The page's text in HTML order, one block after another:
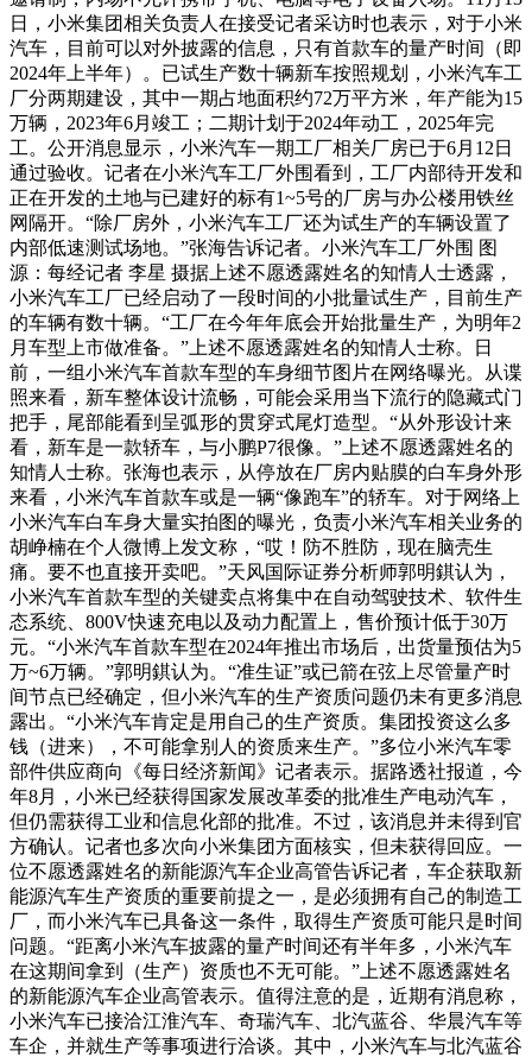
日，小米集团相关负责人在接受记者采访时也表示，对于小米
汽车，目前可以对外披露的信息，只有首款车的量产时间（即
2024年上半年）。已试生产数十辆新车按照规划，小米汽车工
厂分两期建设，其中一期占地面积约72万平方米，年产能为15
万辆，2023年6月竣工；二期计划于2024年动工，2025年完
工。公开消息显示，小米汽车一期工厂相关厂房已于6月12日
通过验收。记者在小米汽车工厂外围看到，工厂内部待开发和
正在开发的土地与已建好的标有1~5号的厂房与办公楼用铁丝
网隔开。“除厂房外，小米汽车工厂还为试生产的车辆设置了
内部低速测试场地。”张海告诉记者。小米汽车工厂外围 图
源：每经记者 李星 摄据上述不愿透露姓名的知情人士透露，
小米汽车工厂已经启动了一段时间的小批量试生产，目前生产
的车辆有数十辆。“工厂在今年年底会开始批量生产，为明年2
月车型上市做准备。”上述不愿透露姓名的知情人士称。日
前，一组小米汽车首款车型的车身细节图片在网络曝光。从谍
照来看，新车整体设计流畅，可能会采用当下流行的隐藏式门
把手，尾部能看到呈弧形的贯穿式尾灯造型。“从外形设计来
看，新车是一款轿车，与小鹏P7很像。”上述不愿透露姓名的
知情人士称。张海也表示，从停放在厂房内贴膜的白车身外形
来看，小米汽车首款车或是一辆“像跑车”的轿车。对于网络上
小米汽车白车身大量实拍图的曝光，负责小米汽车相关业务的
胡峥楠在个人微博上发文称，“哎！防不胜防，现在脑壳生
痛。要不也直接开卖吧。”天风国际证券分析师郭明錤认为，
小米汽车首款车型的关键卖点将集中在自动驾驶技术、软件生
态系统、800V快速充电以及动力配置上，售价预计低于30万
元。“小米汽车首款车型在2024年推出市场后，出货量预估为5
万~6万辆。”郭明錤认为。“准生证”或已箭在弦上尽管量产时
间节点已经确定，但小米汽车的生产资质问题仍未有更多消息
露出。“小米汽车肯定是用自己的生产资质。集团投资这么多
钱（进来），不可能拿别人的资质来生产。”多位小米汽车零
部件供应商向《每日经济新闻》记者表示。据路透社报道，今
年8月，小米已经获得国家发展改革委的批准生产电动汽车，
但仍需获得工业和信息化部的批准。不过，该消息并未得到官
方确认。记者也多次向小米集团方面核实，但未获得回应。一
位不愿透露姓名的新能源汽车企业高管告诉记者，车企获取新
能源汽车生产资质的重要前提之一，是必须拥有自己的制造工
厂，而小米汽车已具备这一条件，取得生产资质可能只是时间
问题。“距离小米汽车披露的量产时间还有半年多，小米汽车
在这期间拿到（生产）资质也不无可能。”上述不愿透露姓名
的新能源汽车企业高管表示。值得注意的是，近期有消息称，
小米汽车已接洽江淮汽车、奇瑞汽车、北汽蓝谷、华晨汽车等
车企，并就生产等事项进行洽谈。其中，小米汽车与北汽蓝谷